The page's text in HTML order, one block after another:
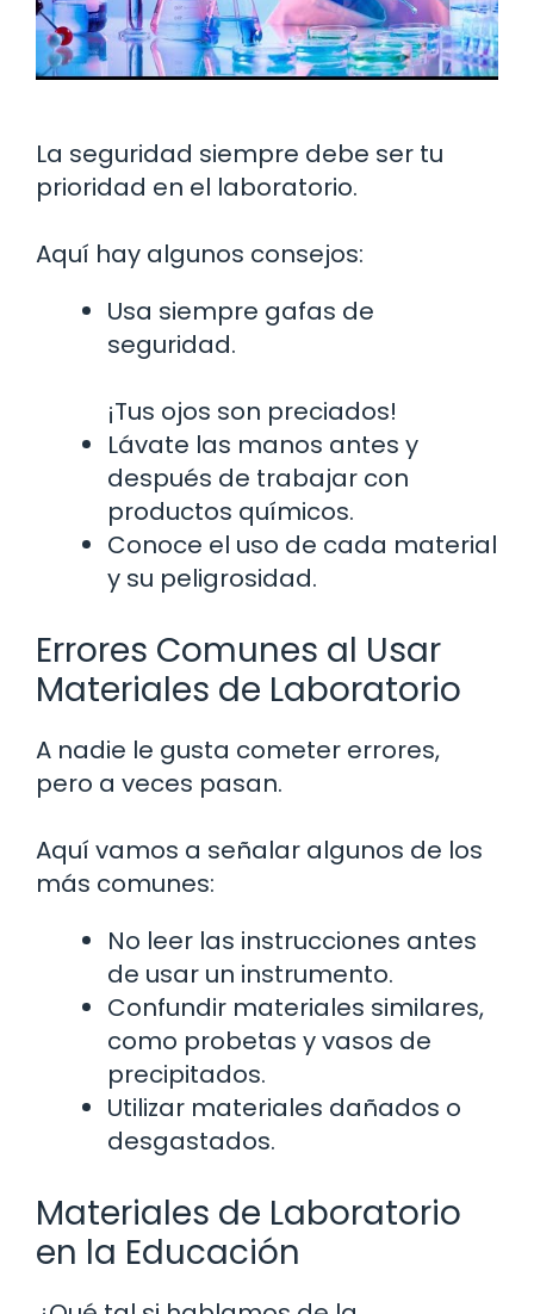
La seguridad siempre debe ser tu
prioridad en el laboratorio.
Aquí hay algunos consejos:
Usa siempre gafas de
seguridad.
¡Tus ojos son preciados!
Lávate las manos antes y
después de trabajar con
productos químicos.
Conoce el uso de cada material
y su peligrosidad.
Errores Comunes al Usar
Materiales de Laboratorio
A nadie le gusta cometer errores,
pero a veces pasan.
Aquí vamos a señalar algunos de los
más comunes:
No leer las instrucciones antes
de usar un instrumento.
Confundir materiales similares,
como probetas y vasos de
precipitados.
Utilizar materiales dañados o
desgastados.
Materiales de Laboratorio
en la Educación